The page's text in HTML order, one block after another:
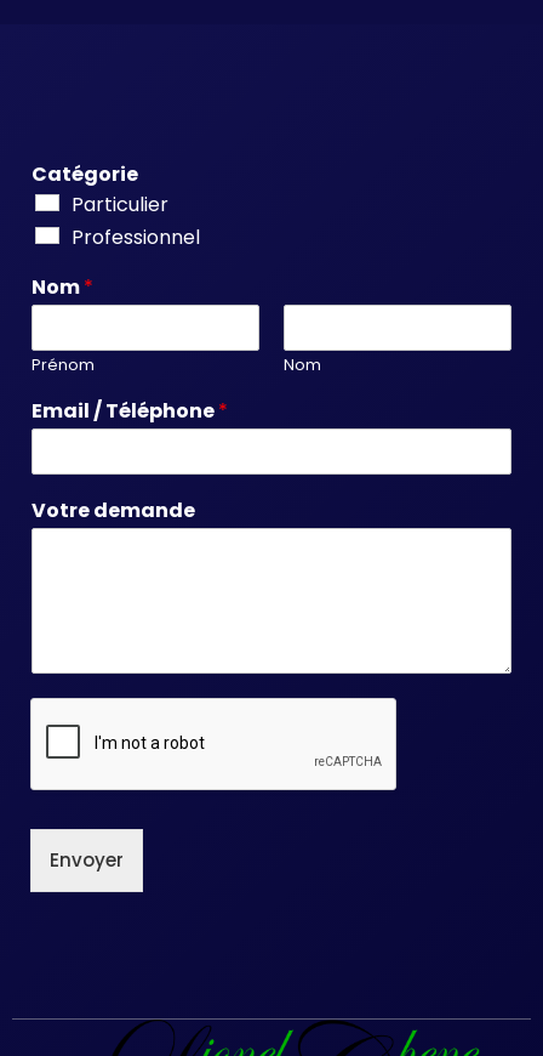
Catégorie
Particulier
Professionnel
Nom*
Prénom Nom
Email / Téléphone*
Votre demande
Envoyer